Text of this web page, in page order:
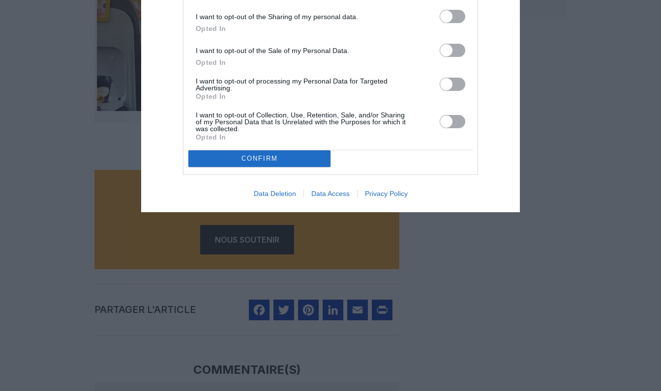
I want to opt-out of the Sharing of my personal data.
Opted In
I want to opt-out of the Sale of my Personal Data.
Opted In
I want to opt-out of processing my Personal Data for Targeted
Advertising.
Opted In
I want to opt-out of Collection, Use, Retention, Sale, and/or Sharing
of my Personal Data that Is Unrelated with the Purposes for which it
was collected.
Opted In
CONFIRM
Data Deletion Data Access Privacy Policy
@AJ
Vous avez apprécié l’article ?
NOUS SOUTENIR
PARTAGER L'ARTICLE
COMMENTAIRE(S)